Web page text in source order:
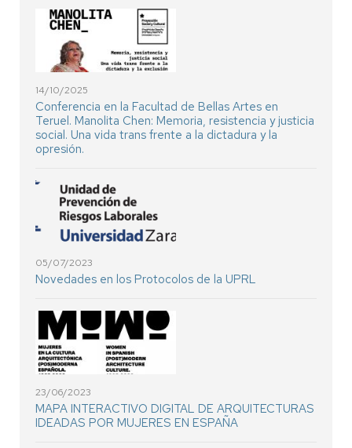
14/10/2025
Conferencia en la Facultad de Bellas Artes en
Teruel. Manolita Chen: Memoria, resistencia y justicia
social. Una vida trans frente a la dictadura y la
opresión.
05/07/2023
Novedades en los Protocolos de la UPRL
23/06/2023
MAPA INTERACTIVO DIGITAL DE ARQUITECTURAS
IDEADAS POR MUJERES EN ESPAÑA